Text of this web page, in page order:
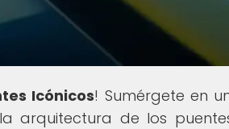
Icónicos! Sumérgete en
arquitectura de los